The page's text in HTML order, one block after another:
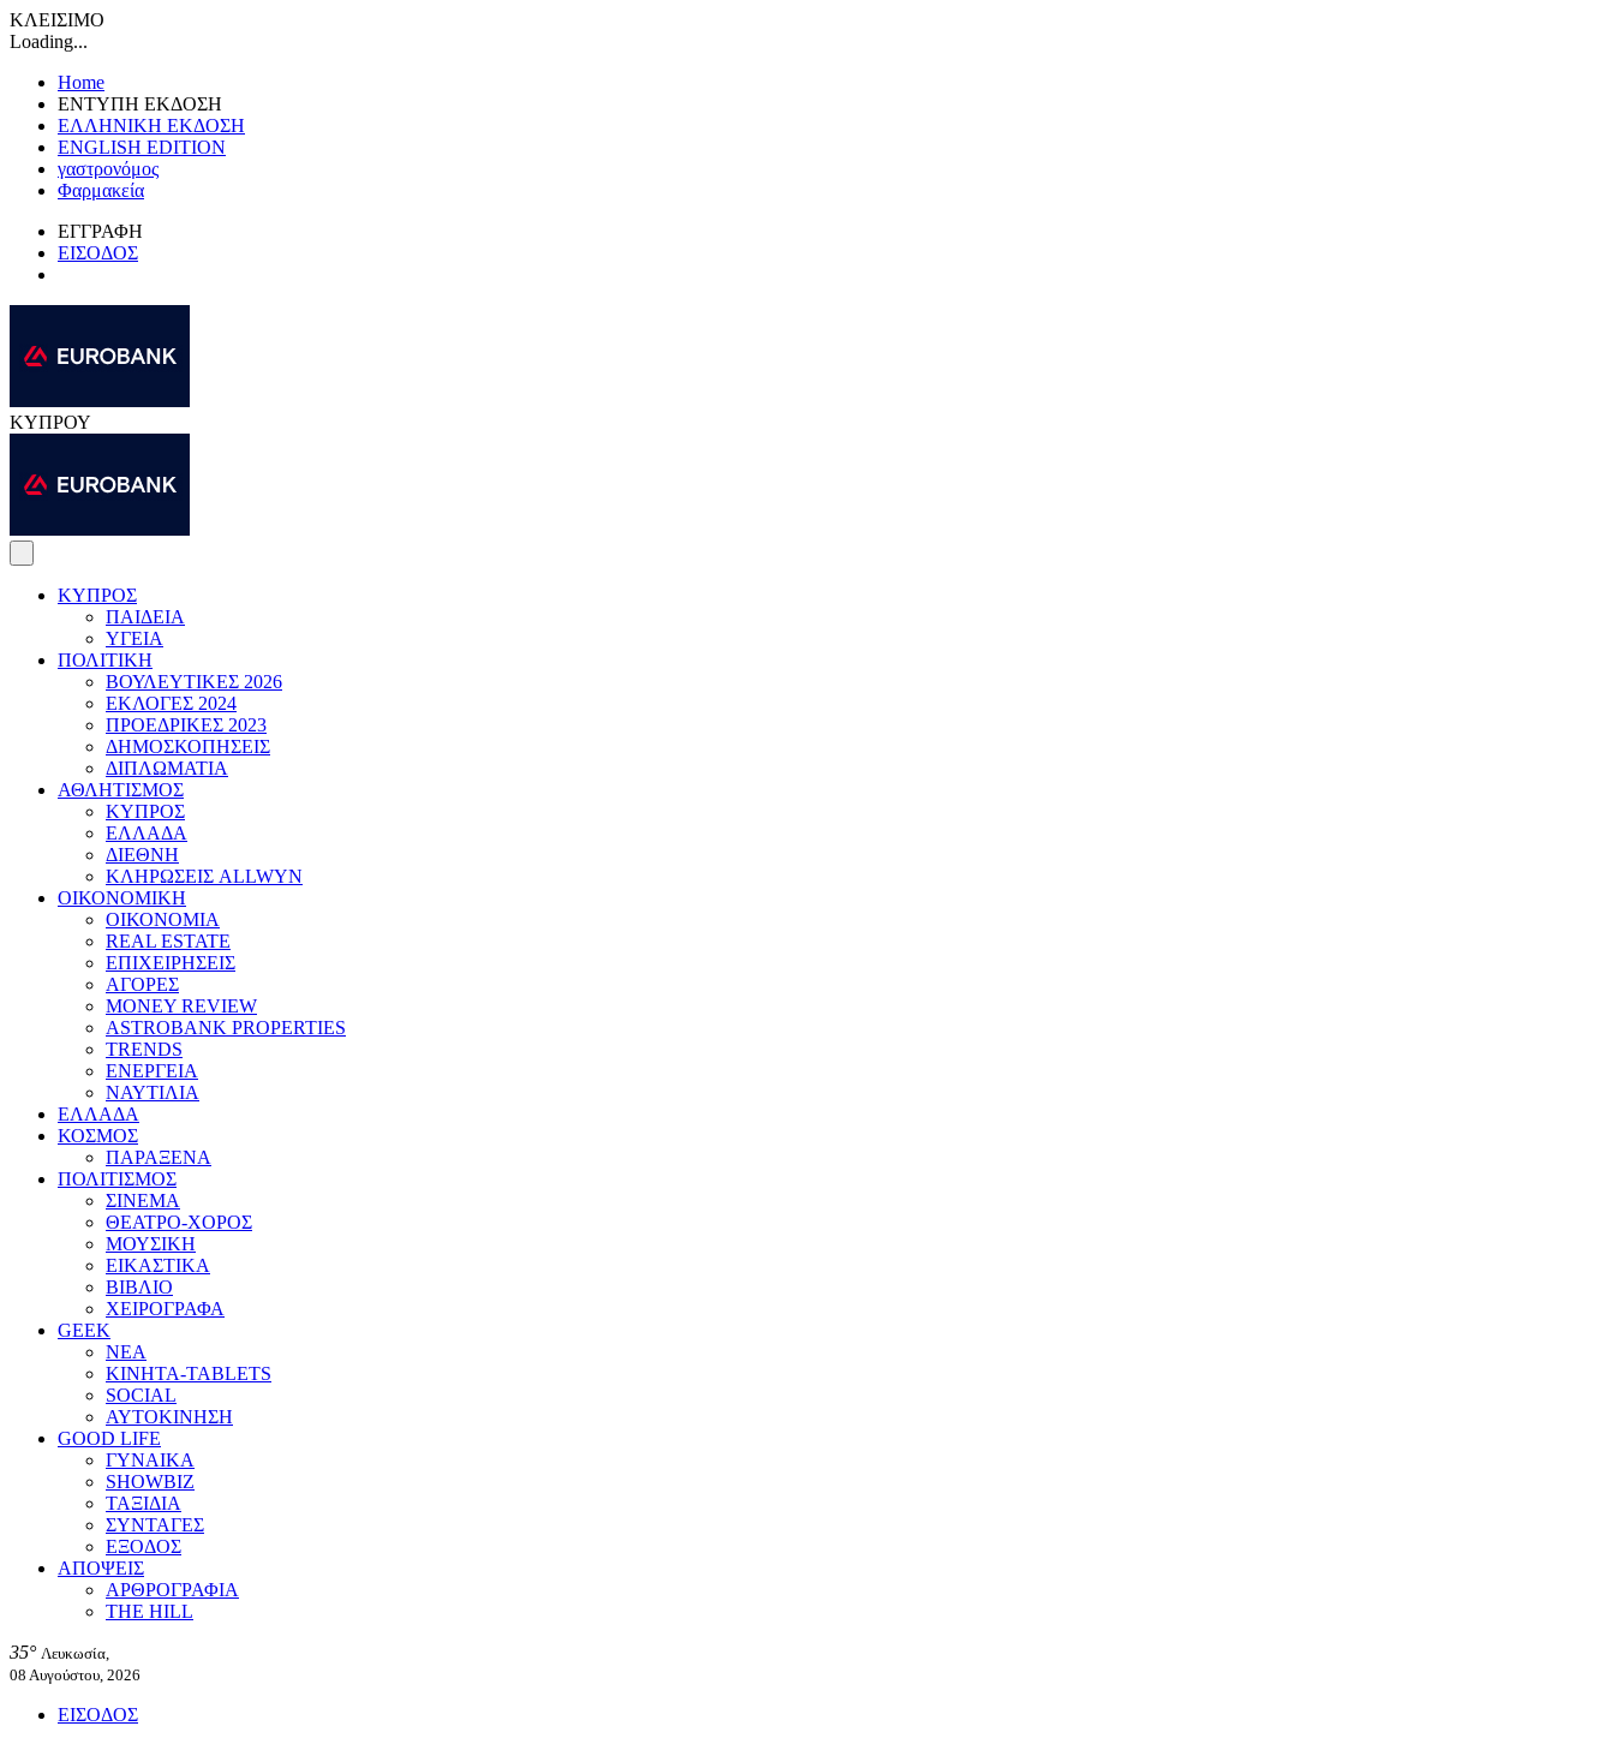
ΚΛΕΙΣΙΜΟ
Loading...
Home
ΕΝΤΥΠΗ ΕΚΔΟΣΗ
ΕΛΛΗΝΙΚΗ ΕΚΔΟΣΗ
ENGLISH EDITION
γαστρονόμος
Φαρμακεία
ΕΓΓΡΑΦΗ
ΕΙΣΟΔΟΣ
ΚΥΠΡΟΥ
ΚΥΠΡΟΣ
ΠΑΙΔΕΙΑ
ΥΓΕΙΑ
ΠΟΛΙΤΙΚΗ
ΒΟΥΛΕΥΤΙΚΕΣ 2026
ΕΚΛΟΓΕΣ 2024
ΠΡΟΕΔΡΙΚΕΣ 2023
ΔΗΜΟΣΚΟΠΗΣΕΙΣ
ΔΙΠΛΩΜΑΤΙΑ
ΑΘΛΗΤΙΣΜΟΣ
ΚΥΠΡΟΣ
ΕΛΛΑΔΑ
ΔΙΕΘΝΗ
ΚΛΗΡΩΣΕΙΣ ALLWYN
ΟΙΚΟΝΟΜΙΚΗ
ΟΙΚΟΝΟΜΙΑ
REAL ESTATE
ΕΠΙΧΕΙΡΗΣΕΙΣ
ΑΓΟΡΕΣ
MONEY REVIEW
ASTROBANK PROPERTIES
TRENDS
ΕΝΕΡΓΕΙΑ
ΝΑΥΤΙΛΙΑ
ΕΛΛΑΔΑ
ΚΟΣΜΟΣ
ΠΑΡΑΞΕΝΑ
ΠΟΛΙΤΙΣΜΟΣ
ΣΙΝΕΜΑ
ΘΕΑΤΡΟ-ΧΟΡΟΣ
ΜΟΥΣΙΚΗ
ΕΙΚΑΣΤΙΚΑ
ΒΙΒΛΙΟ
ΧΕΙΡΟΓΡΑΦΑ
GEEK
ΝΕΑ
ΚΙΝΗΤΑ-TABLETS
SOCIAL
ΑΥΤΟΚΙΝΗΣΗ
GOOD LIFE
ΓΥΝΑΙΚΑ
SHOWBIZ
ΤΑΞΙΔΙΑ
ΣΥΝΤΑΓΕΣ
ΕΞΟΔΟΣ
ΑΠΟΨΕΙΣ
ΑΡΘΡΟΓΡΑΦΙΑ
THE HILL
35° Λευκωσία,
08 Αυγούστου, 2026
ΕΙΣΟΔΟΣ